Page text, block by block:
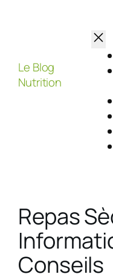
Le Blog
Nutrition
Repas
Conseils